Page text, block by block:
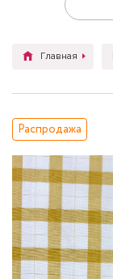
Главная
Распродажа